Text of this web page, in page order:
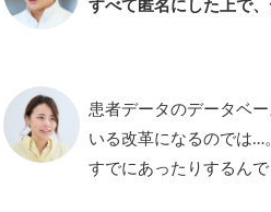
すべて匿名にした上で
患者データのデータベ
いる改革になるのでは…
すでにあったりするんで